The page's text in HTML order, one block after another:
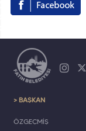
> BAŞKAN
ÖZGEÇMİŞ